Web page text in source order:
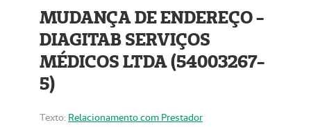
MUDANÇA DE ENDEREÇO -
DIAGITAB SERVIÇOS
MÉDICOS LTDA (54003267-
5)
Texto: Relacionamento com Prestador